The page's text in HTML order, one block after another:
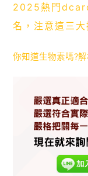
2025熱門
名，注意這三
你知道生物素嗎?